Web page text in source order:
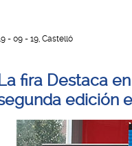
- 09 - 19, Castelló
La fira Destaca
edición